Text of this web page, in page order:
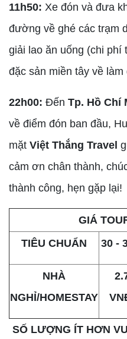
11h50: Xe đón và đưa
đường về ghé các trạm
giải lao ăn uống (chi phí
đặc sản miền tây về
22h00: Đến Tp. Hồ Chí
về điểm đón ban đầu,
mặt Việt Thắng Travel
cảm ơn chân thành,
thành công, hẹn gặp lại!
GIÁ
TIÊU CHUẨN
30 -
NHÀ
NGHỈ/HOMESTAY
SỐ LƯỢNG ÍT HƠN